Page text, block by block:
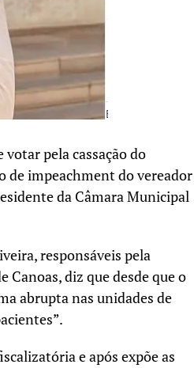
pela cassação do
de impeachment do vereador
da Câmara Municipal
responsáveis pela
Canoas, diz que desde que o
abrupta nas unidades de
e após expõe as